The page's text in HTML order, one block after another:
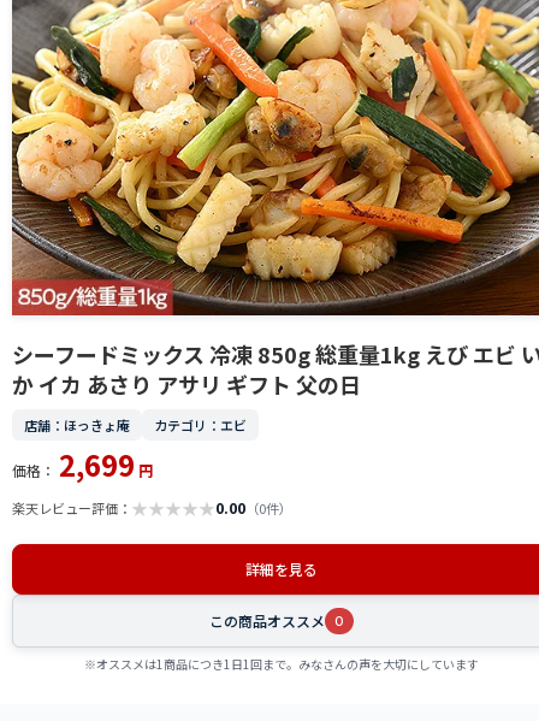
シーフードミックス 冷凍 850g 総重量1kg えび エビ
か イカ あさり アサリ ギフト 父の日
店舗：ほっきょ庵 カテゴリ：エビ
価格： 2,699 円
楽天レビュー評価： ★★★★★0.00 （0件）
詳細を見る
この商品オススメ 0
※オススメは1商品につき1日1回まで。みなさんの声を大切にしています